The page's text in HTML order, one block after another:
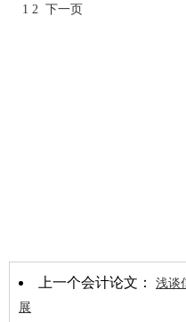
1 2 下一页
上一个会计论文： 浅谈
展